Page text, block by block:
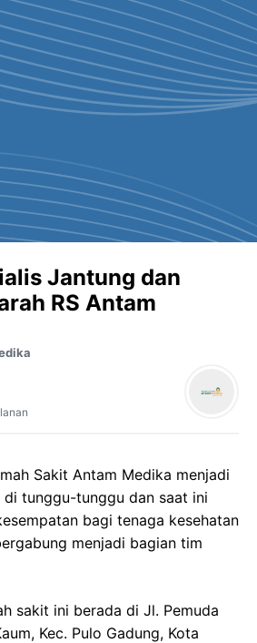
Jantung dan
RS Antam
Sakit Antam Medika menjadi
di tunggu-tunggu dan saat ini
bagi tenaga kesehatan
menjadi bagian tim
sakit ini berada di Jl. Pemuda
Kec. Pulo Gadung, Kota